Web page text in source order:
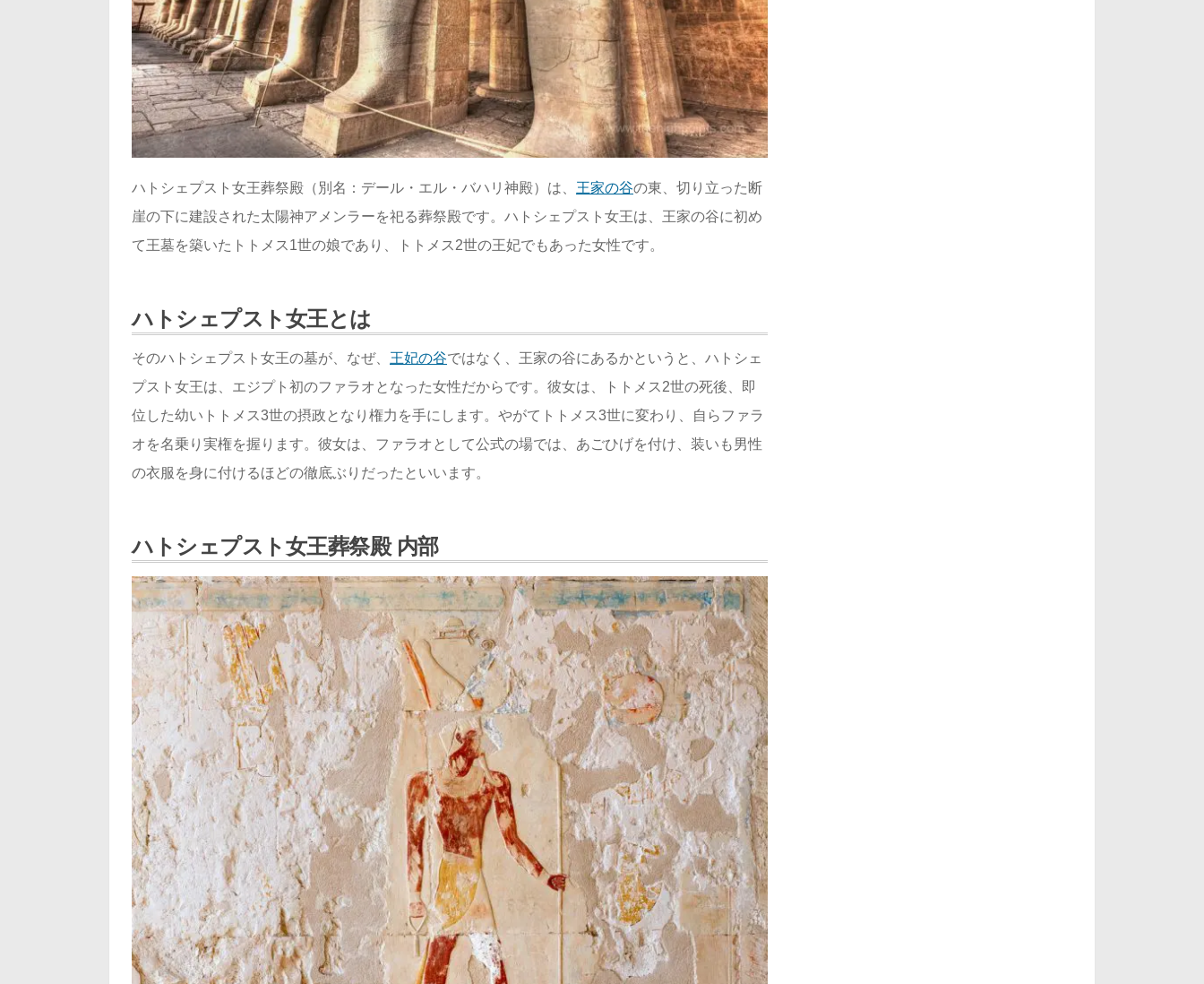
ハトシェプスト女王葬祭殿（別名：デール・エル・バハリ神殿）は、 王家の谷の東、切り立った断
崖の下に建設された太陽神アメンラーを祀る葬祭殿です。ハトシェプスト女王は、王家の谷に初め
て王墓を築いたトトメス1世の娘であり、トトメス2世の王妃でもあった女性です。
ハトシェプスト女王とは
そのハトシェプスト女王の墓が、なぜ、 王妃の谷ではなく、王家の谷にあるかというと、ハトシェ
プスト女王は、エジプト初のファラオとなった女性だからです。彼女は、トトメス2世の死後、即
位した幼いトトメス3世の摂政となり権力を手にします。やがてトトメス3世に変わり、自らファラ
オを名乗り実権を握ります。彼女は、ファラオとして公式の場では、あごひげを付け、装いも男性
の衣服を身に付けるほどの徹底ぶりだったといいます。
ハトシェプスト女王葬祭殿 内部